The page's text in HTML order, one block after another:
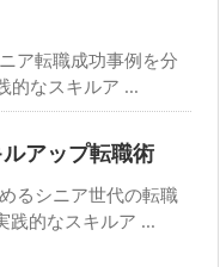
ア転職成功事例を分
的なスキルア ...
アップ転職術
るシニア世代の転職
践的なスキルア ...